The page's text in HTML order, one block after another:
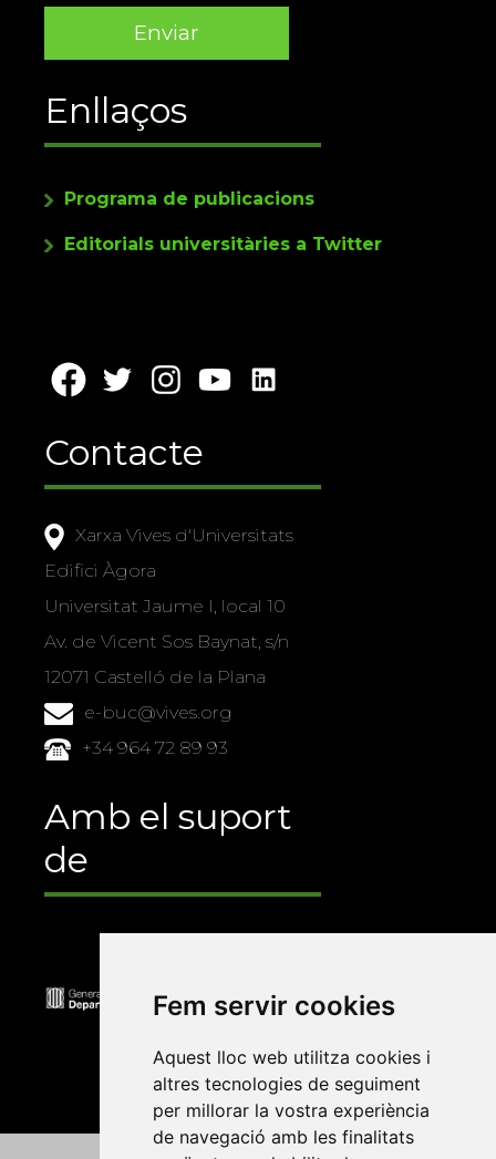
Fem servir cookies
Aquest lloc web utilitza cookies i
altres tecnologies de seguiment
per millorar la vostra experiència
de navegació amb les finalitats
Enllaços
Programa de publicacions
Editorials universitàries a Twitter
Contacte
Xarxa Vives d'Universitats
Edifici Àgora
Universitat Jaume I, local 10
Av. de Vicent Sos Baynat, s/n
12071 Castelló de la Plana
e-buc@vives.org
+34 964 72 89 93
Amb el suport
de